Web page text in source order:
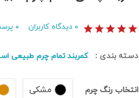
۰ دیدگاه کاربران ۰
دسته بندی : کمربند تمام چرم طبیعی
انتخاب رنگ چرم مشکی